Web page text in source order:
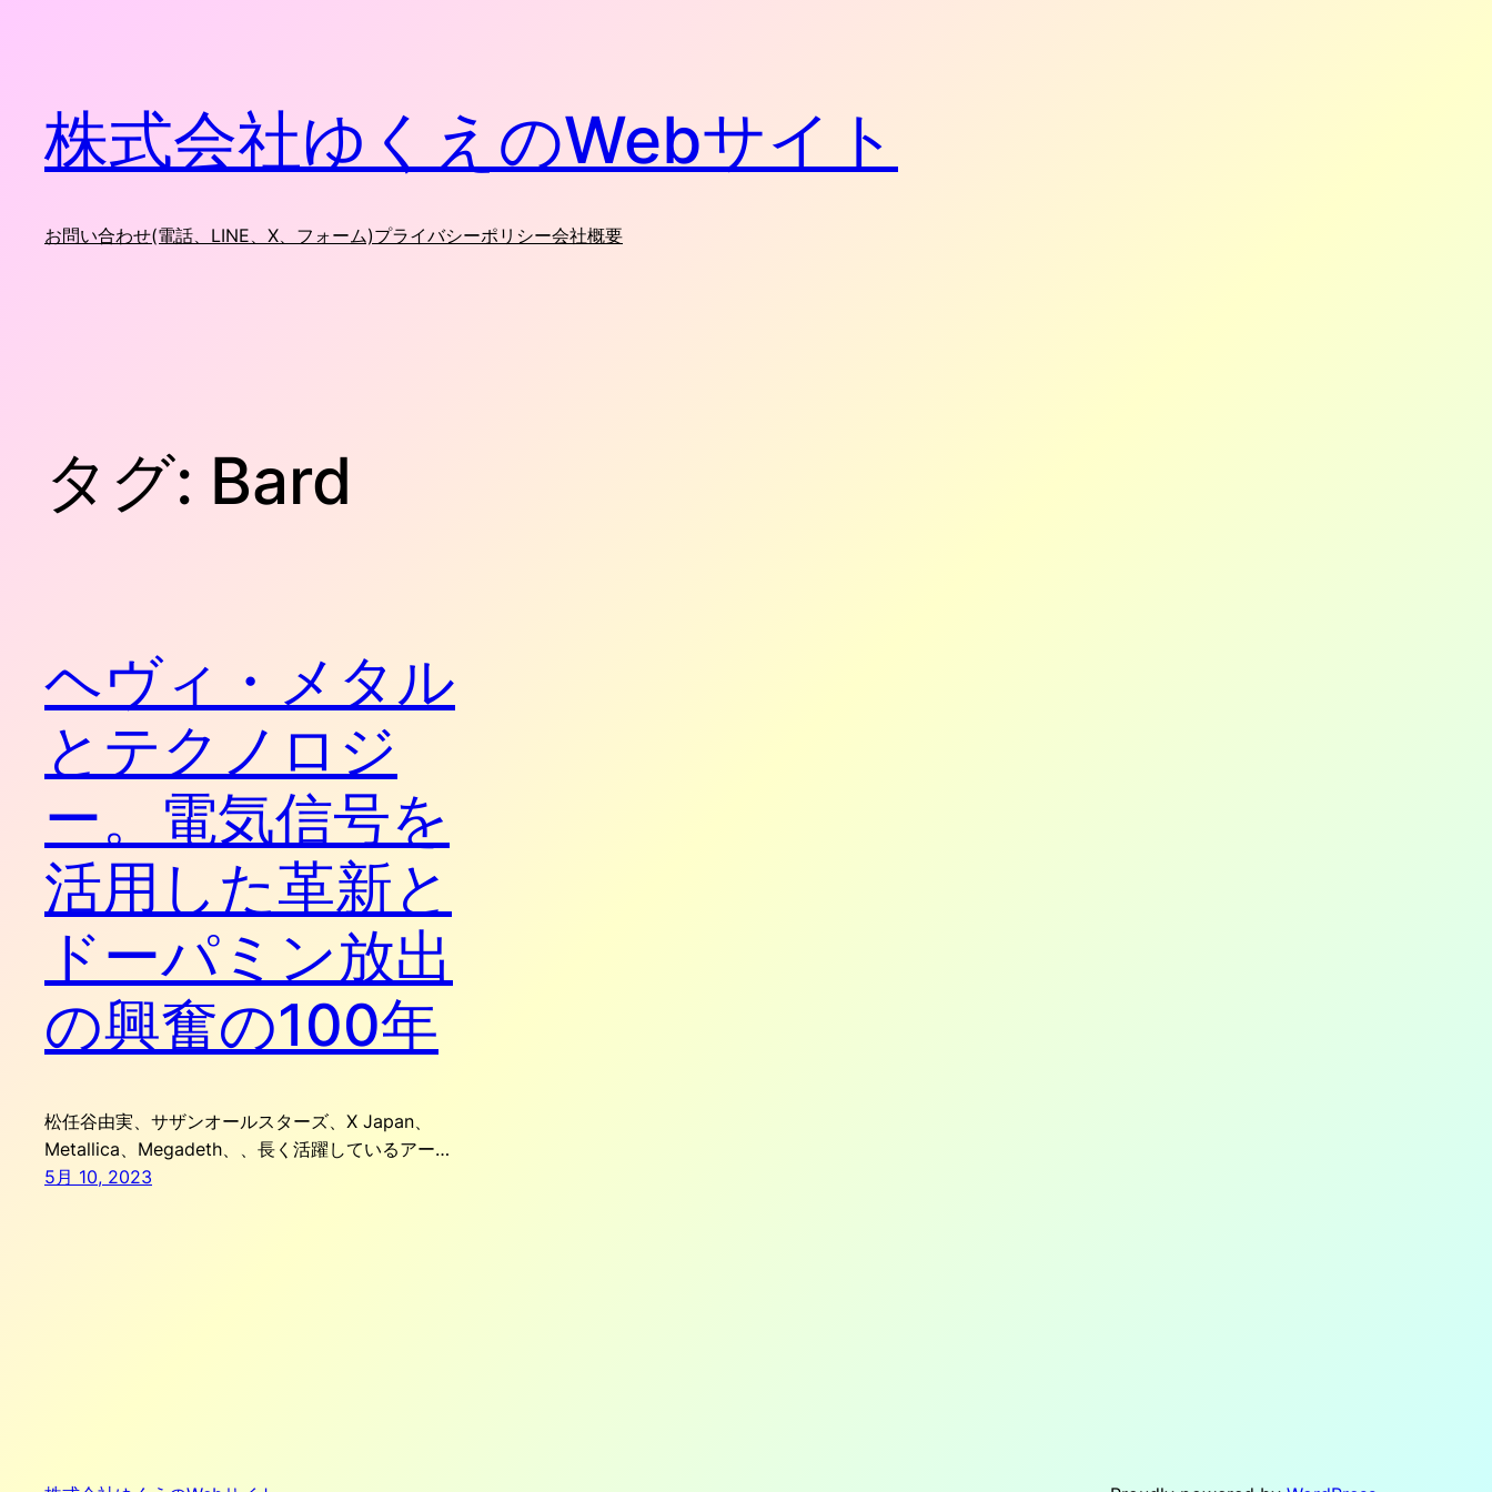
株式会社ゆくえのWebサイト
お問い合わせ(電話、LINE、X、フォーム)プライバシーポリシー会社概要
タグ: Bard
ヘヴィ・メタル
とテクノロジ
ー。電気信号を
活用した革新と
ドーパミン放出
の興奮の100年
松任谷由実、サザンオールスターズ、X Japan、
Metallica、Megadeth、、長く活躍しているアー…
5月 10, 2023